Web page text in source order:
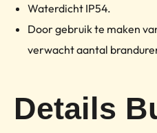
Waterdicht IP54.
Door gebruik te maken
verwacht aantal
Details